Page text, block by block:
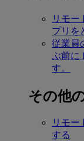
リモー
プリを
従業員
ぶ前に
す。
その他
リモー
する